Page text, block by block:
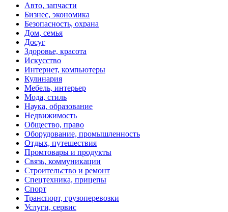
Авто, запчасти
Бизнес, экономика
Безопасность, охрана
Дом, семья
Досуг
Здоровье, красота
Искусство
Интернет, компьютеры
Кулинария
Мебель, интерьер
Мода, стиль
Наука, образование
Недвижимость
Общество, право
Оборудование, промышленность
Отдых, путешествия
Промтовары и продукты
Связь, коммуникации
Строительство и ремонт
Спецтехника, прицепы
Спорт
Транспорт, грузоперевозки
Услуги, сервис